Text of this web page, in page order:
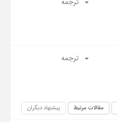
ترجمه
ترجمه
مقالات مرتبط پیشنهاد دیگران